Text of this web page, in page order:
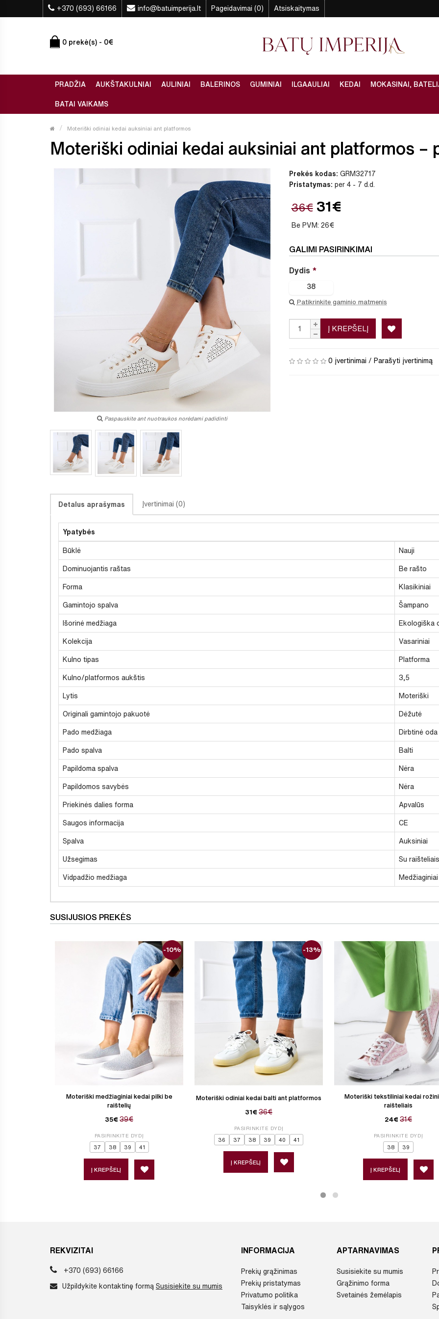
+370 (693) 66166 info@batuimperija.lt Pageidavimai (0) Atsiskaitymas
0 prekė(s) - 0€
PRADŽIA AUKŠTAKULNIAI AULINIAI BALERINOS GUMINIAI ILGAAULIAI KEDAI MOKASINAI,
BATAI VAIKAMS
Moteriški odiniai kedai auksiniai ant platformos
Moteriški odiniai kedai auksiniai ant platformos –
Paspauskite ant nuotraukos norėdami padidinti
Prekės kodas: GRM32717
Pristatymas: per 4 - 7 d.d.
36€ 31€
Be PVM: 26€
GALIMI PASIRINKIMAI
Dydis
38
Patikrinkite gaminio matmenis
Į KREPŠELĮ
0 įvertinimai / Parašyti įvertinimą
Detalus aprašymas Įvertinimai (0)
Ypatybės
Būklė Nauji
Dominuojantis raštas Be rašto
Forma Klasikiniai
Gamintojo spalva Šampano
Išorinė medžiaga Ekologiška
Kolekcija Vasariniai
Kulno tipas Platforma
Kulno/platformos aukštis 3,5
Lytis Moteriški
Originali gamintojo pakuotė Dėžutė
Pado medžiaga Dirbtinė oda
Pado spalva Balti
Papildoma spalva Nėra
Papildomos savybės Nėra
Priekinės dalies forma Apvalūs
Saugos informacija CE
Spalva Auksiniai
Užsegimas Su raišteliais
Vidpadžio medžiaga Medžiaginiai
SUSIJUSIOS PREKĖS
Moteriški medžiaginiai kedai pilki be
raištelių
35€ 39€
-10%
PASIRINKITE DYDĮ
37 38 39 41
Į KREPŠELĮ
Moteriški odiniai kedai balti ant platformos
31€ 36€
-13%
PASIRINKITE DYDĮ
36 37 38 39 40 41
Į KREPŠELĮ
Moteriški tekstiliniai kedai
raišteliais
24€ 31€
PASIRINKITE DYDĮ
38 39
Į KREPŠELĮ
REKVIZITAI
+370 (693) 66166
Užpildykite kontaktinę formą Susisiekite su mumis
INFORMACIJA
Prekių grąžinimas
Prekių pristatymas
Privatumo politika
Taisyklės ir sąlygos
APTARNAVIMAS
Susisiekite su mumis
Grąžinimo forma
Svetainės žemėlapis